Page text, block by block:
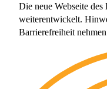
Die neue Webseite
weiterentwickelt.
Barrierefreiheit